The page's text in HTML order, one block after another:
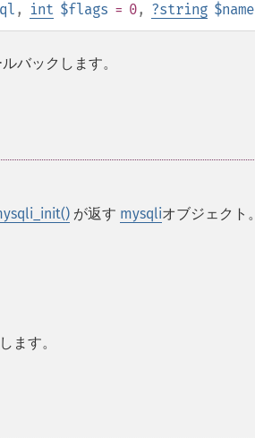
, int $flags = 0, ?string $name
バックします。
が返す mysqliオブジェクト。
ます。